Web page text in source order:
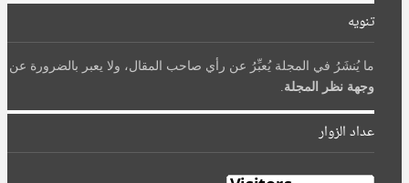
تنويه
ما يُنشَرُ في المجلة يُعبِّرُ عن رأي صاحب المقال، ولا يعبر بالضرورة عن
وجهة نظر المجلة
عداد الزوار